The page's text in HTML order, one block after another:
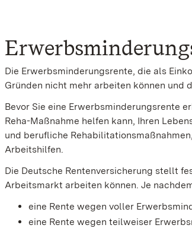
Die Erwerbsminderungsrente, die als
Gründen nicht mehr arbeiten können und
Bevor Sie eine Erwerbsminderungsrente
Reha-Maßnahme helfen kann, Ihren
und berufliche
Arbeitshilfen.
Die Deutsche Rentenversicherung stellt
Arbeitsmarkt arbeiten können. Je
eine Rente wegen voller
eine Rente wegen teilweiser